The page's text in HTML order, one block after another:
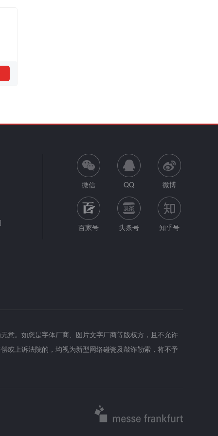
微信 QQ 微博
百家号 头条号 知乎号
意。如您是字体厂商、图片文字厂商等版权方，且不允许
或上诉法院的，均视为新型网络碰瓷及敲诈勒索，将不予